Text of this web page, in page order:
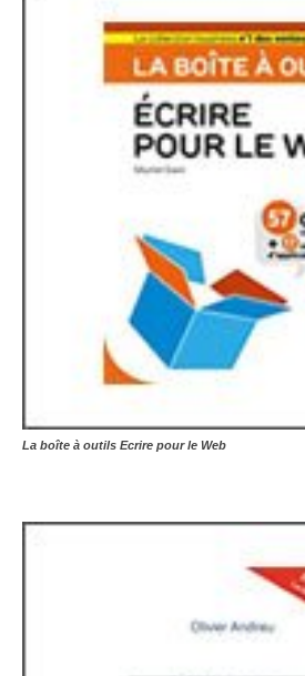
La boîte à outils Ecrire pour le Web